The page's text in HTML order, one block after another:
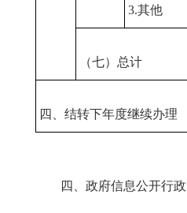
3.其他
（七）总计
四、结转下年度继续办理
四、政府信息公开行